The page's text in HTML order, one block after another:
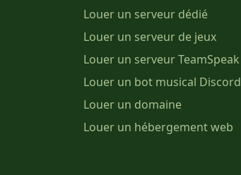
Louer un serveur dédié
Louer un serveur de jeux
Louer un serveur TeamSpeak
Louer un bot musical Discord
Louer un domaine
Louer un hébergement web